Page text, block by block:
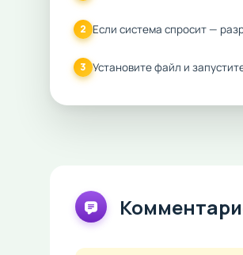
2 Если система спросит —
3 Установите файл и